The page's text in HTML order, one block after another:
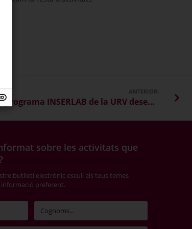
ANTERIOR:
Els alumnes del programa INSERLAB de la URV desenvolupen materials de lectura fàcil al MNAT
sobre les activitats que
butlletí electrònic escull els teus temes
preferent.